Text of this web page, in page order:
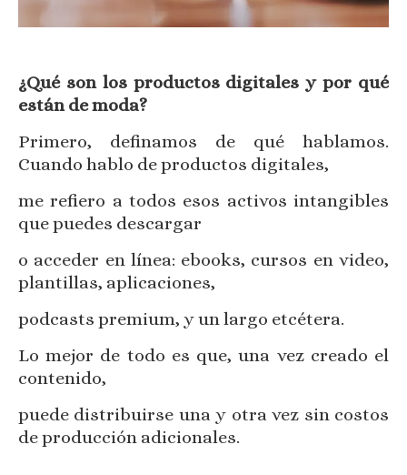
¿Qué son los productos digitales y por qué
están de moda?
Primero, definamos de qué hablamos.
Cuando hablo de productos digitales,
me refiero a todos esos activos intangibles
que puedes descargar
o acceder en línea: ebooks, cursos en video,
plantillas, aplicaciones,
podcasts premium, y un largo etcétera.
Lo mejor de todo es que, una vez creado el
contenido,
puede distribuirse una y otra vez sin costos
de producción adicionales.